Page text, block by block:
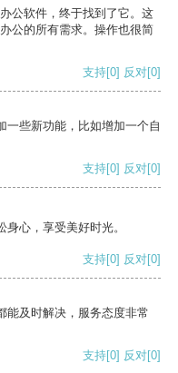
公软件，终于找到了它。这
公的所有需求。操作也很简
支持[0] 反对[0]
一些新功能，比如增加一个自
支持[0] 反对[0]
心，享受美好时光。
支持[0] 反对[0]
能及时解决，服务态度非常
支持[0] 反对[0]